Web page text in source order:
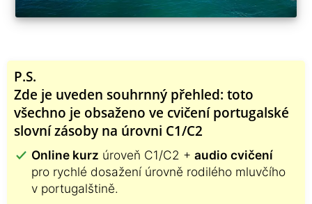
P.S.
Zde je uveden souhrnný přehled: toto
všechno je obsaženo ve cvičení portugalské
slovní zásoby na úrovni C1/C2
Online kurz úroveň C1/C2 + audio cvičení
pro rychlé dosažení úrovně rodilého mluvčího
v portugalštině.